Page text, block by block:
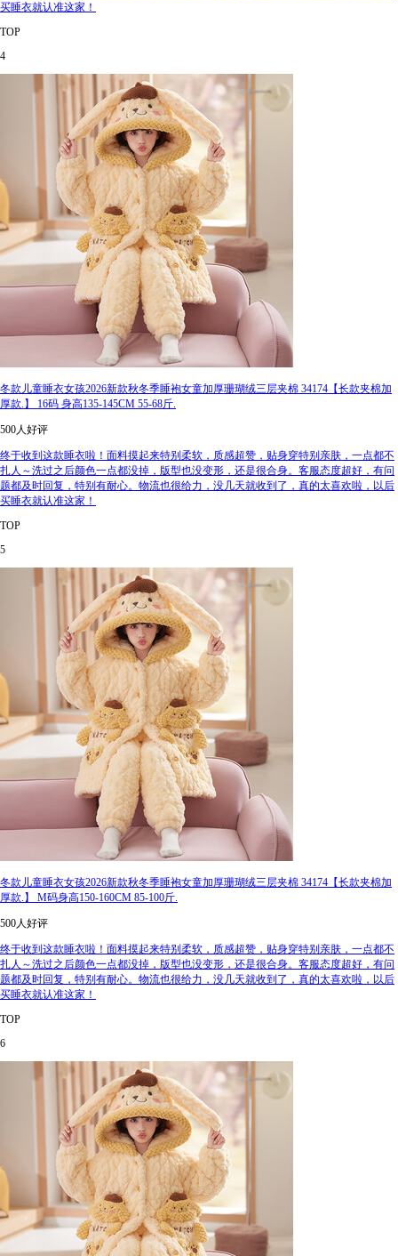
买睡衣就认准这家！
TOP
4
冬款儿童睡衣女孩2026新款秋冬季睡袍女童加厚珊瑚绒三层夹棉 34174【长款夹棉加
厚款.】 16码 身高135-145CM 55-68斤.
500人好评
终于收到这款睡衣啦！面料摸起来特别柔软，质感超赞，贴身穿特别亲肤，一点都不
扎人～洗过之后颜色一点都没掉，版型也没变形，还是很合身。客服态度超好，有问
题都及时回复，特别有耐心。物流也很给力，没几天就收到了，真的太喜欢啦，以后
买睡衣就认准这家！
TOP
5
冬款儿童睡衣女孩2026新款秋冬季睡袍女童加厚珊瑚绒三层夹棉 34174【长款夹棉加
厚款.】 M码身高150-160CM 85-100斤.
500人好评
终于收到这款睡衣啦！面料摸起来特别柔软，质感超赞，贴身穿特别亲肤，一点都不
扎人～洗过之后颜色一点都没掉，版型也没变形，还是很合身。客服态度超好，有问
题都及时回复，特别有耐心。物流也很给力，没几天就收到了，真的太喜欢啦，以后
买睡衣就认准这家！
TOP
6